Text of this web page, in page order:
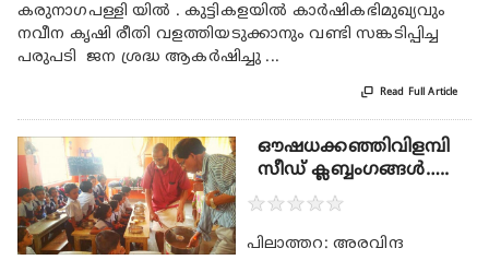
കരുനാഗപള്ളി യിൽ . കുട്ടികളയിൽ കാർഷികഭിമുഖ്യവും
നവീന കൃഷി രീതി വളത്തിയടുക്കാനും വണ്ടി സങ്കടിപ്പിച്ച
പരുപടി ജന ശ്രദ്ധ ആകർഷിച്ചു ...
 Read Full Article
ഔഷധക്കഞ്ഞിവിളമ്പി
സീഡ് ക്ലബ്ബംഗങ്ങൾ…..
★★★★★
പിലാത്തറ: അരവിന്ദ